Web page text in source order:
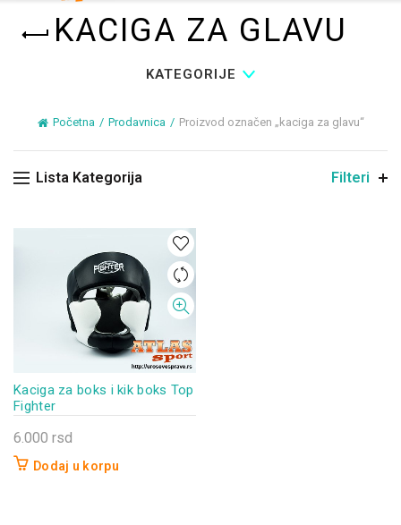
KACIGA ZA GLAVU
KATEGORIJE
Početna Prodavnica Proizvod označen „kaciga za glavu“
Lista Kategorija Filteri
Kaciga za boks i kik boks Top
Fighter
6.000 rsd
Dodaj u korpu